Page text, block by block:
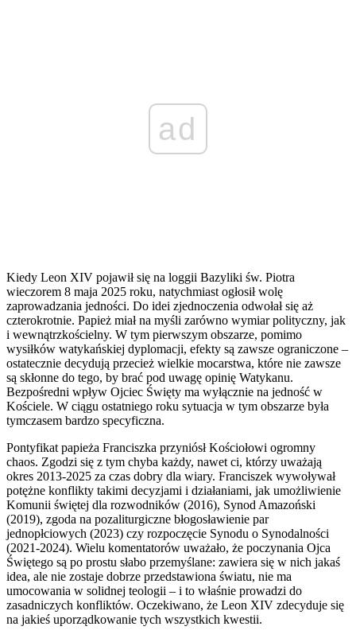
ad
Kiedy Leon XIV pojawił się na loggii Bazyliki św. Piotra
wieczorem 8 maja 2025 roku, natychmiast ogłosił wolę
zaprowadzania jedności. Do idei zjednoczenia odwołał się aż
czterokrotnie. Papież miał na myśli zarówno wymiar polityczny, jak
i wewnątrzkościelny. W tym pierwszym obszarze, pomimo
wysiłków watykańskiej dyplomacji, efekty są zawsze ograniczone –
ostatecznie decydują przecież wielkie mocarstwa, które nie zawsze
są skłonne do tego, by brać pod uwagę opinię Watykanu.
Bezpośredni wpływ Ojciec Święty ma wyłącznie na jedność w
Kościele. W ciągu ostatniego roku sytuacja w tym obszarze była
tymczasem bardzo specyficzna.
Pontyfikat papieża Franciszka przyniósł Kościołowi ogromny
chaos. Zgodzi się z tym chyba każdy, nawet ci, którzy uważają
okres 2013-2025 za czas dobry dla wiary. Franciszek wywoływał
potężne konflikty takimi decyzjami i działaniami, jak umożliwienie
Komunii świętej dla rozwodników (2016), Synod Amazoński
(2019), zgoda na pozaliturgiczne błogosławienie par
jednopłciowych (2023) czy rozpoczęcie Synodu o Synodalności
(2021-2024). Wielu komentatorów uważało, że poczynania Ojca
Świętego są po prostu słabo przemyślane: zawiera się w nich jakaś
idea, ale nie zostaje dobrze przedstawiona światu, nie ma
umocowania w solidnej teologii – i to właśnie prowadzi do
zasadniczych konfliktów. Oczekiwano, że Leon XIV zdecyduje się
na jakieś uporządkowanie tych wszystkich kwestii.